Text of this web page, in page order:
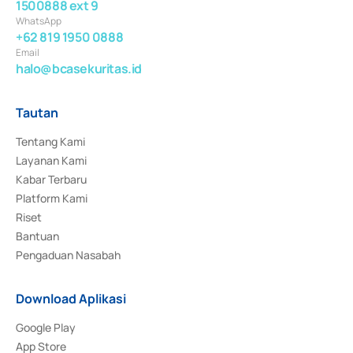
1500888 ext 9
WhatsApp
+62 819 1950 0888
Email
halo@bcasekuritas.id
Tautan
Tentang Kami
Layanan Kami
Kabar Terbaru
Platform Kami
Riset
Bantuan
Pengaduan Nasabah
Download Aplikasi
Google Play
App Store